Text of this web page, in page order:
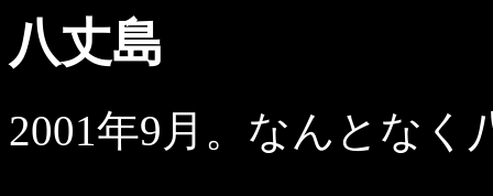
八丈島
2001年9月。なんとなく